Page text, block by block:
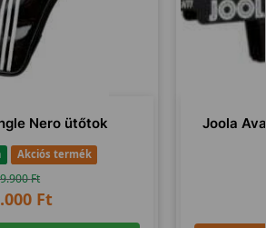
Nero ütőtok
Akciós termék
9.900Ft
Ft
Joola